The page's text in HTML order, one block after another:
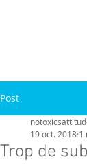
Post
Trop de
19 oct. 2018 1